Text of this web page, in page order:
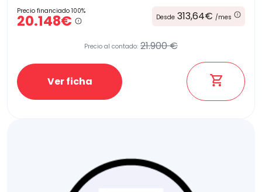
Precio financiado 100%
20.148€ Desde 313,64€ /mes
Precio al contado: 21.900 €
Ver ficha